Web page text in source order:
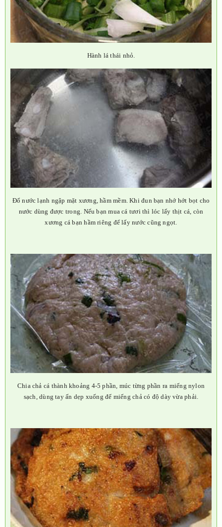
Hành lá thái nhỏ.
Đổ nước lạnh ngập mặt xương, hầm mềm. Khi đun bạn nhớ hớt bọt cho
nước dùng được trong. Nếu bạn mua cá tươi thì lóc lấy thịt cá, còn
xương cá bạn hầm riêng để lấy nước cũng ngọt.
Chia chả cá thành khoảng 4-5 phần, múc từng phần ra miếng nylon
sạch, dùng tay ấn dẹp xuống để miếng chả có độ dày vừa phải.